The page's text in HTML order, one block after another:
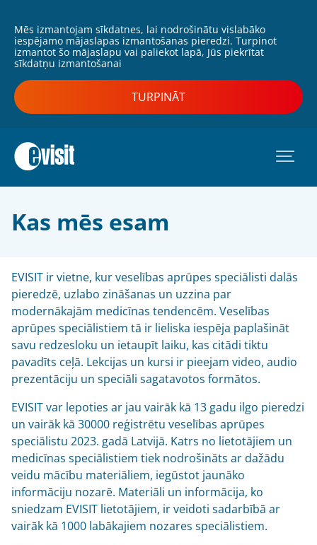
Mēs izmantojam sīkdatnes, lai nodrošinātu vislabāko
iespējamo mājaslapas izmantošanas pieredzi. Turpinot
izmantot šo mājaslapu vai paliekot lapā, Jūs piekrītat
sīkdatņu izmantošanai
TURPINĀT
Kas mēs esam
EVISIT ir vietne, kur veselības aprūpes speciālisti dalās
pieredzē, uzlabo zināšanas un uzzina par
modernākajām medicīnas tendencēm. Veselības
aprūpes speciālistiem tā ir lieliska iespēja paplašināt
savu redzesloku un ietaupīt laiku, kas citādi tiktu
pavadīts ceļā. Lekcijas un kursi ir pieejam video, audio
prezentāciju un speciāli sagatavotos formātos.
EVISIT var lepoties ar jau vairāk kā 13 gadu ilgo pieredzi
un vairāk kā 30000 reģistrētu veselības aprūpes
speciālistu 2023. gadā Latvijā. Katrs no lietotājiem un
medicīnas speciālistiem tiek nodrošināts ar dažādu
veidu mācību materiāliem, iegūstot jaunāko
informāciju nozarē. Materiāli un informācija, ko
sniedzam EVISIT lietotājiem, ir veidoti sadarbībā ar
vairāk kā 1000 labākajiem nozares speciālistiem.